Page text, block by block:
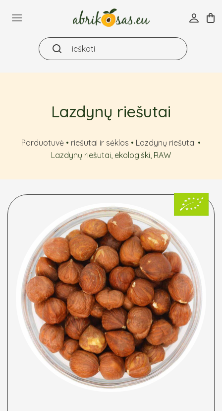
Lazdynų riešutai
Parduotuvė • riešutai ir sėklos • Lazdynų riešutai •
Lazdynų riešutai, ekologiški, RAW